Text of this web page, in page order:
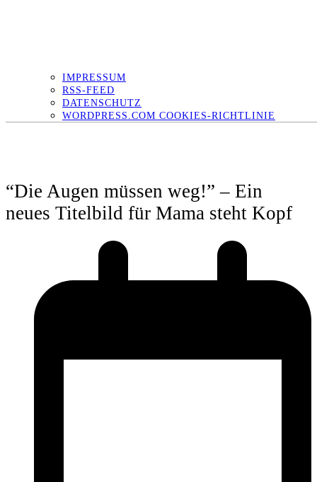
IMPRESSUM
RSS-FEED
DATENSCHUTZ
WORDPRESS.COM COOKIES-RICHTLINIE
“Die Augen müssen weg!” – Ein
neues Titelbild für Mama steht Kopf